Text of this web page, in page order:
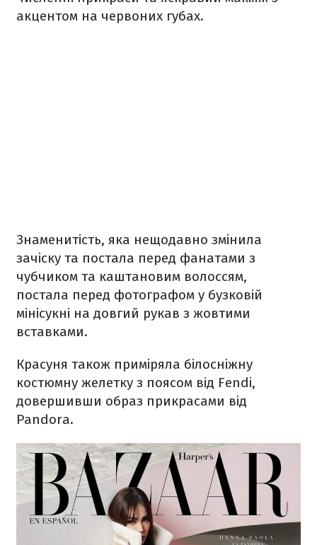
акцентом на червоних губах.
Знаменитість, яка нещодавно змінила
зачіску та постала перед фанатами з
чубчиком та каштановим волоссям,
постала перед фотографом у бузковій
мінісукні на довгий рукав з жовтими
вставками.
Красуня також приміряла білосніжну
костюмну желетку з поясом від Fendi,
довершивши образ прикрасами від
Pandora.